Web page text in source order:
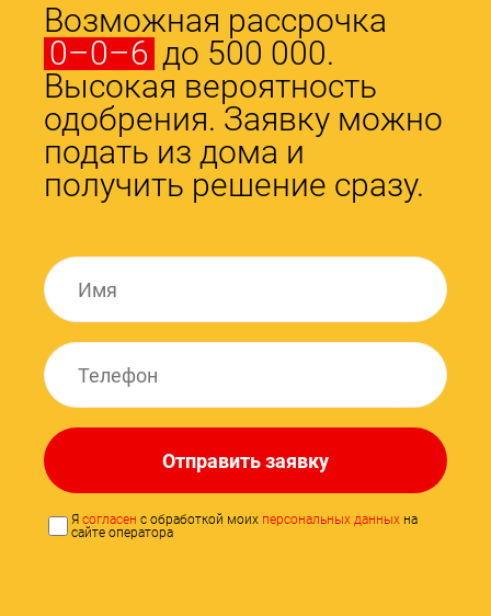
Возможная рассрочка
0–0–6 до 500 000.
Высокая вероятность
одобрения. Заявку можно
подать из дома и
получить решение сразу.
Отправить заявку
Я согласен с обработкой моих персональных данных на
сайте оператора